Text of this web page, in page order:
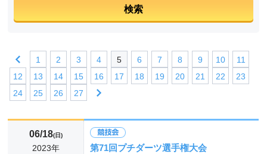
1 2 3 4 5 6 7 8 9 10
11
12
13 14 15 16 17 18 19 20 21 22
23
24
25 26 27
06/18(日)
2023年 第71回プチダーツ選手権大会